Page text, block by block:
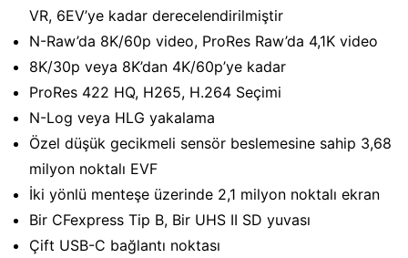
VR, 6EV’ye kadar derecelendirilmiştir
N-Raw’da 8K/60p video, ProRes Raw’da 4,1K video
8K/30p veya 8K’dan 4K/60p’ye kadar
ProRes 422 HQ, H265, H.264 Seçimi
N-Log veya HLG yakalama
Özel düşük gecikmeli sensör beslemesine sahip 3,68
milyon noktalı EVF
İki yönlü menteşe üzerinde 2,1 milyon noktalı ekran
Bir CFexpress Tip B, Bir UHS II SD yuvası
Çift USB-C bağlantı noktası